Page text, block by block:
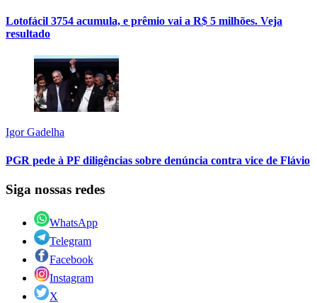
Lotofácil 3754 acumula, e prêmio vai a R$ 5 milhões. Veja
resultado
Igor Gadelha
PGR pede à PF diligências sobre denúncia contra vice de Flávio
Siga nossas redes
WhatsApp
Telegram
Facebook
Instagram
X